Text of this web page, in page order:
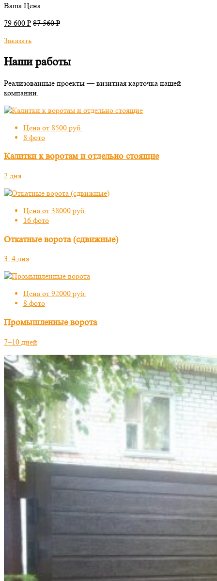
Ваша Цена
79 600 ₽ 87 560 ₽
Заказать
Наши работы
Реализованные проекты — визитная карточка нашей
компании.
Цена от 8500 руб.
8 фото
Калитки к воротам и отдельно стоящие
2 дня
Цена от 38000 руб.
16 фото
Откатные ворота (сдвижные)
3–4 дня
Цена от 92000 руб.
8 фото
Промышленные ворота
7–10 дней